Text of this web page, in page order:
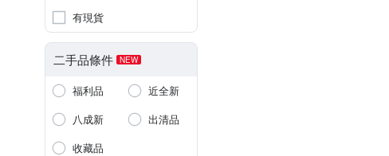
有現貨
二手品條件 NEW
福利品
近全新
八成新
出清品
收藏品